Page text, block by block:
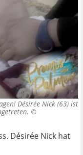
Désirée Nick (63) ist
©
Désirée Nick hat